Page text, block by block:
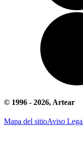
© 1996 - 2026, Artear
Mapa del sitioAviso